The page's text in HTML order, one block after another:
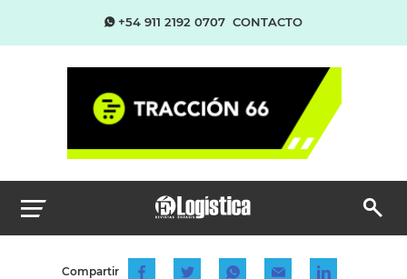
+54 911 2192 0707 CONTACTO
Compartir